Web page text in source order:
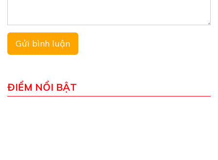
ĐIỂM NỔI BẬT